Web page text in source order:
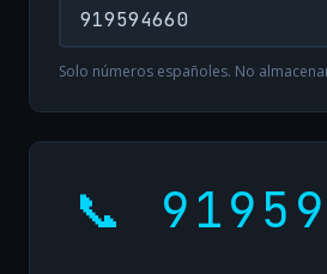
Solo números españoles. No
📞